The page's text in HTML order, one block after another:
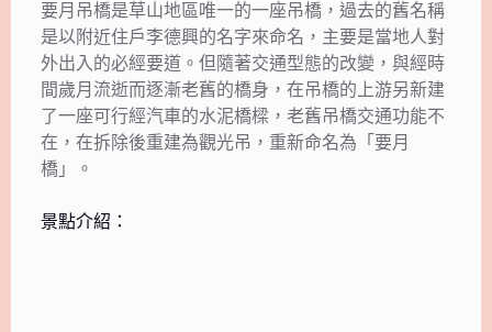
要月吊橋是草山地區唯一的一座吊橋，過去的舊名稱
是以附近住戶李德興的名字來命名，主要是當地人對
外出入的必經要道。但隨著交通型態的改變，與經時
間歲月流逝而逐漸老舊的橋身，在吊橋的上游另新建
了一座可行經汽車的水泥橋樑，老舊吊橋交通功能不
在，在拆除後重建為觀光吊，重新命名為「要月
橋」。
景點介紹：